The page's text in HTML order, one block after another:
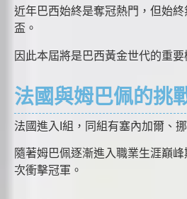
近年巴西始終是奪冠熱門，但始
盃。
因此本屆將是巴西黃金世代的重要
法國與姆巴佩的挑
法國進入I組，同組有塞內加爾、
隨著姆巴佩逐漸進入職業生涯巔
次衝擊冠軍。